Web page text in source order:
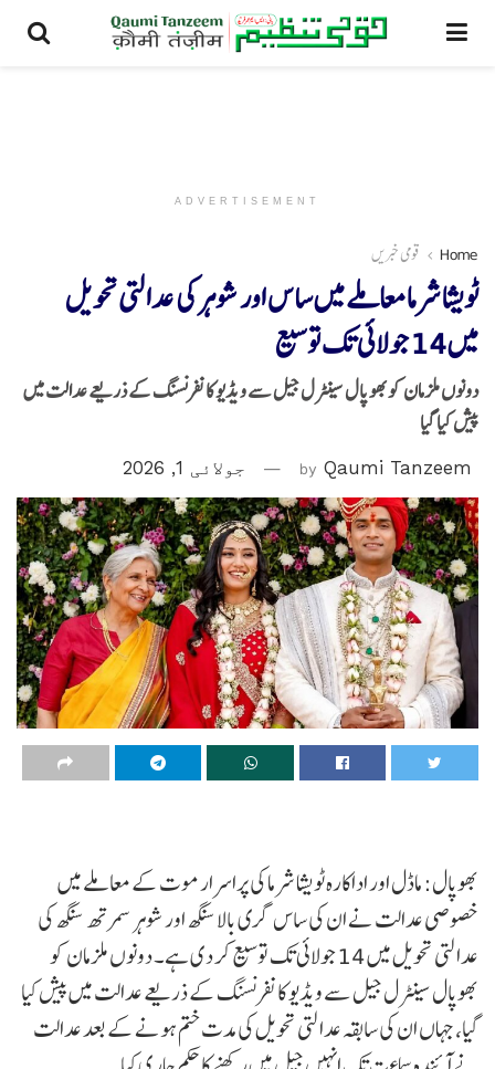
ADVERTISEMENT
Home قومی خبریں
ٹویشا شرما معاملے میں ساس اور شوہر کی عدالتی تحویل
میں 14 جولائی تک توسیع
دونوں ملزمان کو بھوپال سینٹرل جیل سے ویڈیو کانفرنسنگ کے ذریعے عدالت میں
پیش کیا گیا
by Qaumi Tanzeem جولائی 1, 2026
بھوپال: ماڈل اور اداکارہ ٹویشا شرما کی پراسرار موت کے معاملے میں
خصوصی عدالت نے ان کی ساس گری بالا سنگھ اور شوہر سمرتھ سنگھ کی
عدالتی تحویل میں 14 جولائی تک توسیع کر دی ہے۔ دونوں ملزمان کو
بھوپال سینٹرل جیل سے ویڈیو کانفرنسنگ کے ذریعے عدالت میں پیش کیا
گیا، جہاں ان کی سابقہ عدالتی تحویل کی مدت ختم ہونے کے بعد عدالت